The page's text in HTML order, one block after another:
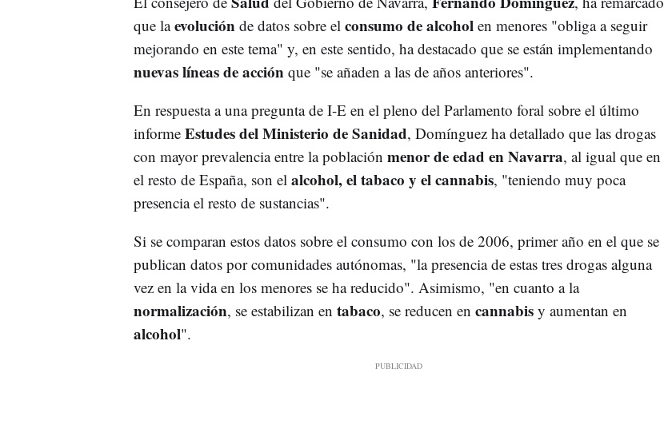
que laevolución de datos sobre el consumo de alcohol en menores "obliga a seguir
mejorando en este tema" y, en este sentido, ha destacado que se están implementando
nuevas líneas de acción que "se añaden a las de años anteriores".
En respuesta a una pregunta de I-E en el pleno del Parlamento foral sobre el último
informe Estudes del Ministerio de Sanidad, Domínguez ha detallado que las drogas
con mayor prevalencia entre la población menor de edad en Navarra, al igual que en
el resto de España, son el alcohol, el tabaco y el cannabis, "teniendo muy poca
presencia el resto de sustancias".
Si se comparan estos datos sobre el consumo con los de 2006, primer año en el que se
publican datos por comunidades autónomas, "la presencia de estas tres drogas alguna
vez en la vida en los menores se ha reducido". Asimismo, "en cuanto a la
normalización, se estabilizan en tabaco, se reducen en cannabisy aumentan en
alcohol".